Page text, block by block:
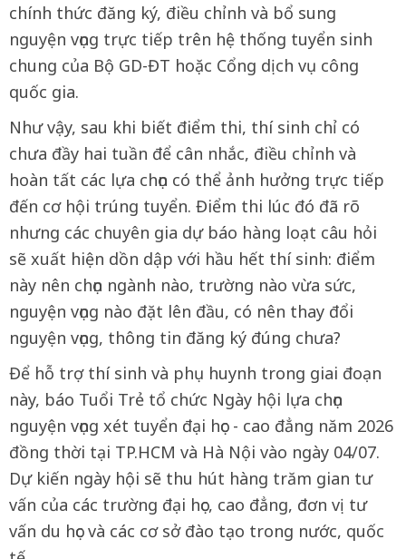
chính thức đăng ký, điều chỉnh và bổ sung
nguyện vọng trực tiếp trên hệ thống tuyển sinh
chung của Bộ GD-ĐT hoặc Cổng dịch vụ công
quốc gia.
Như vậy, sau khi biết điểm thi, thí sinh chỉ có
chưa đầy hai tuần để cân nhắc, điều chỉnh và
hoàn tất các lựa chọn có thể ảnh hưởng trực tiếp
đến cơ hội trúng tuyển. Điểm thi lúc đó đã rõ
nhưng các chuyên gia dự báo hàng loạt câu hỏi
sẽ xuất hiện dồn dập với hầu hết thí sinh: điểm
này nên chọn ngành nào, trường nào vừa sức,
nguyện vọng nào đặt lên đầu, có nên thay đổi
nguyện vọng, thông tin đăng ký đúng chưa?
Để hỗ trợ thí sinh và phụ huynh trong giai đoạn
này, báo Tuổi Trẻ tổ chức Ngày hội lựa chọn
nguyện vọng xét tuyển đại học - cao đẳng năm 2026
đồng thời tại TP.HCM và Hà Nội vào ngày 04/07.
Dự kiến ngày hội sẽ thu hút hàng trăm gian tư
vấn của các trường đại học, cao đẳng, đơn vị tư
vấn du học và các cơ sở đào tạo trong nước, quốc